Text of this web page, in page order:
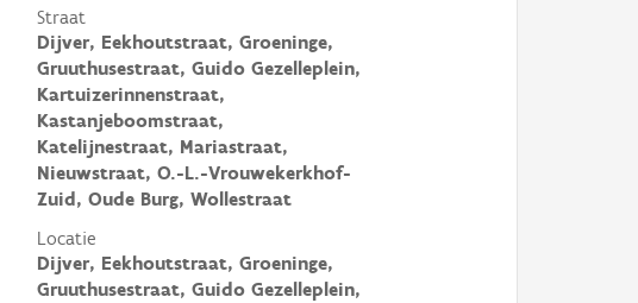
Straat
Dijver, Eekhoutstraat, Groeninge,
Gruuthusestraat, Guido Gezelleplein,
Kartuizerinnenstraat,
Kastanjeboomstraat,
Katelijnestraat, Mariastraat,
Nieuwstraat, O.-L.-Vrouwekerkhof-
Zuid, Oude Burg, Wollestraat
Locatie
Dijver, Eekhoutstraat, Groeninge,
Gruuthusestraat, Guido Gezelleplein,